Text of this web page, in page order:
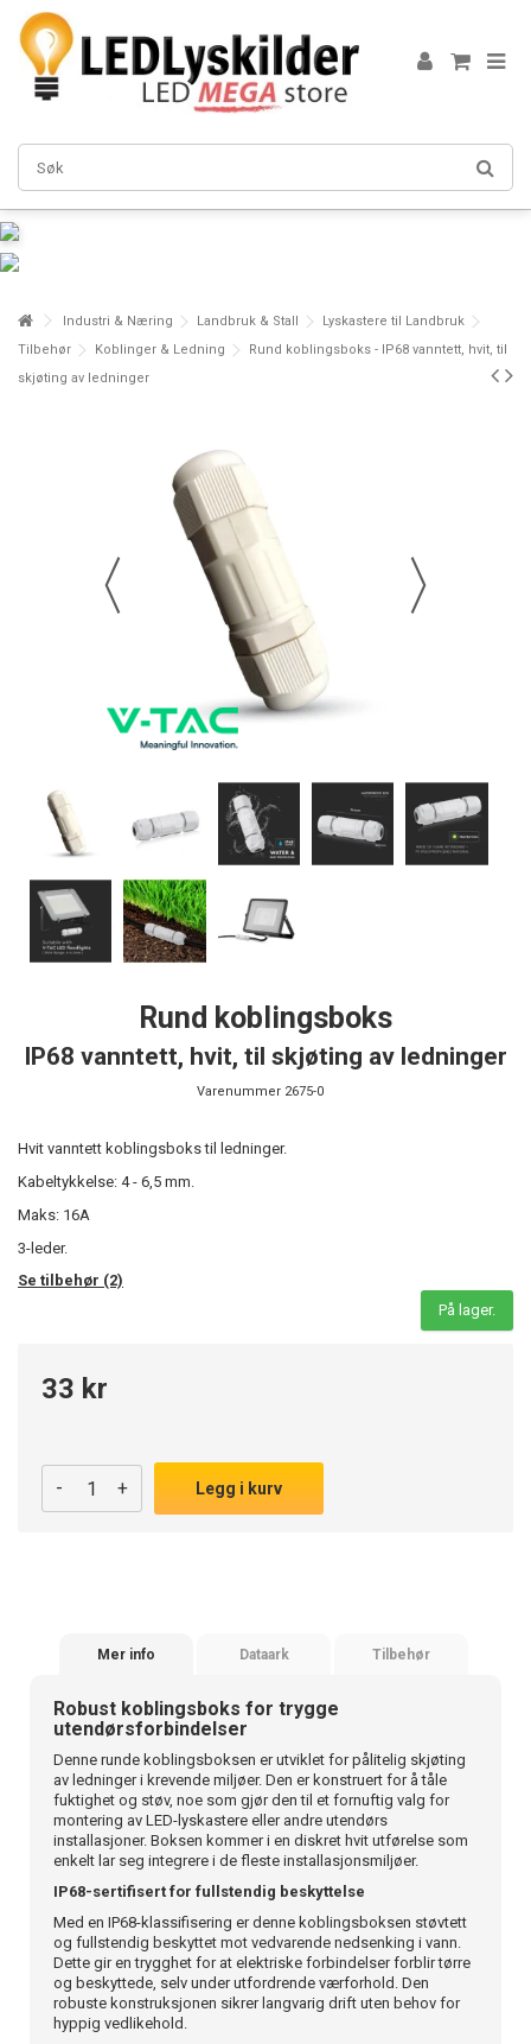
Industri & Næring Landbruk & Stall
Lyskastere til Landbruk
Tilbehør
Koblinger & Ledning
Rund koblingsboks - IP68 vanntett, hvit, til
skjøting av ledninger
Rund koblingsboks
IP68 vanntett, hvit, til skjøting av ledninger
Varenummer 2675-0
Hvit vanntett koblingsboks til ledninger.
Kabeltykkelse: 4 - 6,5 mm.
Maks: 16A
3-leder.
Se tilbehør (2)
På lager.
33 kr
- + Legg i kurv
Mer info Dataark Tilbehør
Robust koblingsboks for trygge
utendørsforbindelser
Denne runde koblingsboksen er utviklet for pålitelig skjøting
av ledninger i krevende miljøer. Den er konstruert for å tåle
fuktighet og støv, noe som gjør den til et fornuftig valg for
montering av LED-lyskastere eller andre utendørs
installasjoner. Boksen kommer i en diskret hvit utførelse som
enkelt lar seg integrere i de fleste installasjonsmiljøer.
IP68-sertifisert for fullstendig beskyttelse
Med en IP68-klassifisering er denne koblingsboksen støvtett
og fullstendig beskyttet mot vedvarende nedsenking i vann.
Dette gir en trygghet for at elektriske forbindelser forblir tørre
og beskyttede, selv under utfordrende værforhold. Den
robuste konstruksjonen sikrer langvarig drift uten behov for
hyppig vedlikehold.